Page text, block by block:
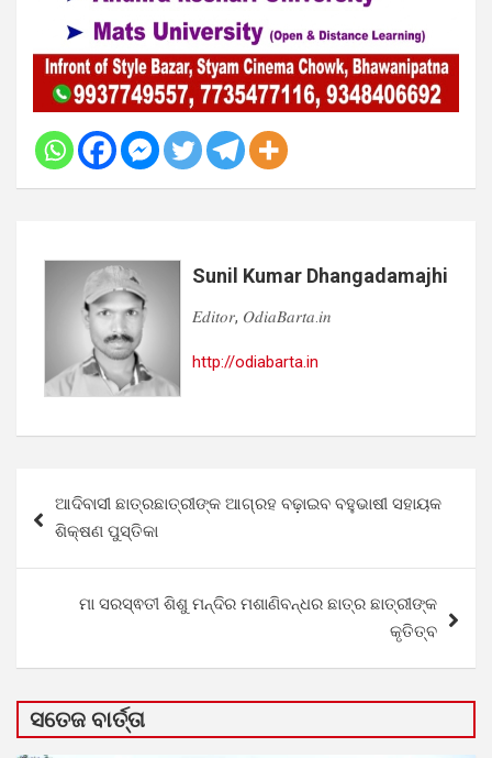
Sunil Kumar Dhangadamajhi
𝐸𝑑𝑖𝑡𝑜𝑟, 𝑂𝑑𝑖𝑎𝐵𝑎𝑟𝑡𝑎.𝑖𝑛
http://odiabarta.in
navigation
ଆଦିବାସୀ ଛାତ୍ରଛାତ୍ରୀଙ୍କ ଆଗ୍ରହ ବଢ଼ାଇବ ବହୁଭାଷୀ ସହାୟକ
ଶିକ୍ଷଣ ପୁସ୍ତିକା
ମା ସରସ୍ଵତୀ ଶିଶୁ ମନ୍ଦିର ମଶାଣିବନ୍ଧର ଛାତ୍ର ଛାତ୍ରୀଙ୍କ
କୃତିତ୍ବ
ସତେଜ ବାର୍ତ୍ତା